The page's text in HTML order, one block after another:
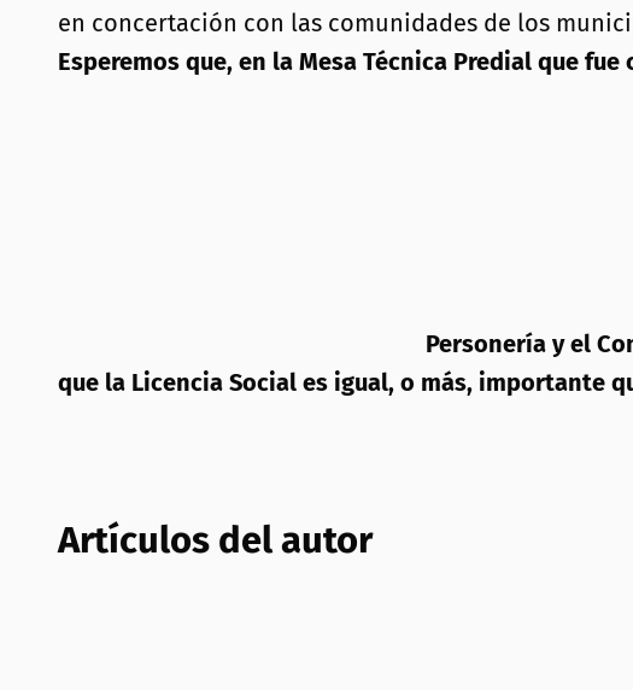
en concertación con las comunidades de los
Esperemos que, en la Mesa Técnica Predial que
Personería y el
que la Licencia Social es igual, o más, importante
Artículos del autor